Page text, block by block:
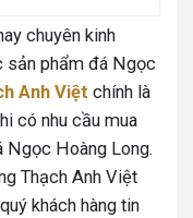
chuyên kinh
sản phẩm đá Ngọc
Anh Việt chính là
có nhu cầu mua
Ngọc Hoàng Long.
Thạch Anh Việt
khách hàng tin